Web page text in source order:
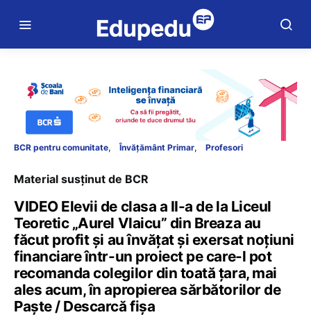
BCR pentru comunitate Învățământ Primar Profesori
Material susținut de BCR
VIDEO Elevii de clasa a II-a de la Liceul
Teoretic „Aurel Vlaicu” din Breaza au
făcut profit și au învățat și exersat noțiuni
financiare într-un proiect pe care-l pot
recomanda colegilor din toată țara, mai
ales acum, în apropierea sărbătorilor de
Paște / Descarcă fișa